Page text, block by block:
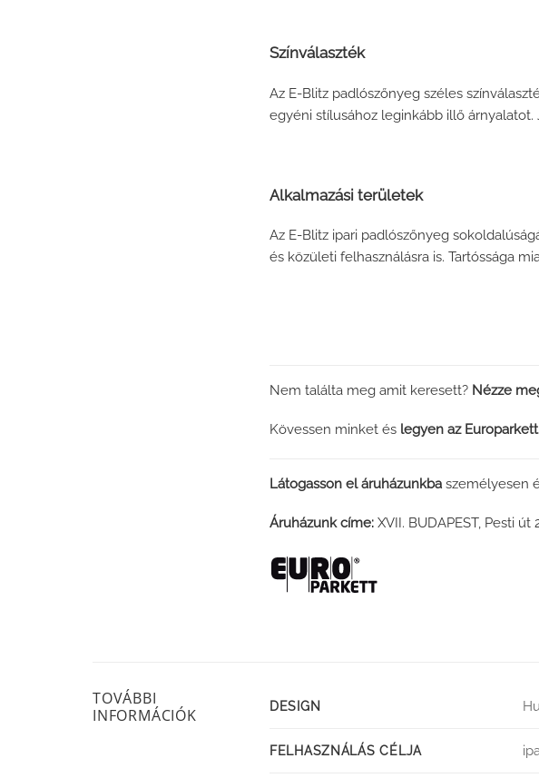
Színválaszték
Az E-Blitz padlószőnyeg széles
egyéni stílusához leginkább illő
Alkalmazási területek
Az E-Blitz ipari padlószőnyeg
és közületi felhasználásra is. Tartóssága
Nem találta meg amit keresett? Nézze
Kövessen minket és legyen az
Látogasson el áruházunkba személyesen
Áruházunk címe: XVII. BUDAPEST, Pesti
TOVÁBBI
INFORMÁCIÓK
DESIGN
FELHASZNÁLÁS CÉLJA